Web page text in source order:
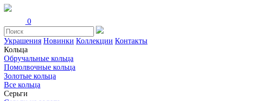
0
Украшения Новинки Коллекции Контакты
Кольца
Обручальные кольца
Помолвочные кольца
Золотые кольца
Все кольца
Серьги